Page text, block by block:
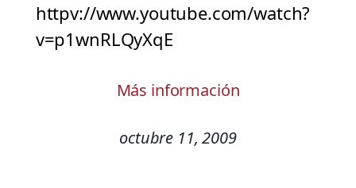
httpv://www.youtube.com/watch?
v=p1wnRLQyXqE
Más información
octubre 11, 2009